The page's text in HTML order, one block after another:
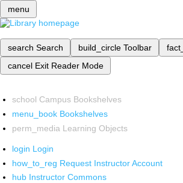
menu
search Search build_circle Toolbar
cancel Exit Reader Mode
school Campus Bookshelves
menu_book Bookshelves
perm_media Learning Objects
login Login
how_to_reg Request Instructor Account
hub Instructor Commons